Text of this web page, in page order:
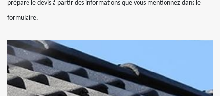
prépare le devis à partir des informations que vous mentionnez dans le
formulaire.